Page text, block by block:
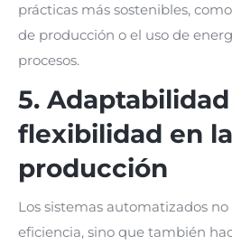
prácticas más sostenibles,
de producción o el uso de
procesos.
5.
flexibilidad en la
producción
Los sistemas automatizados
eficiencia, sino que también